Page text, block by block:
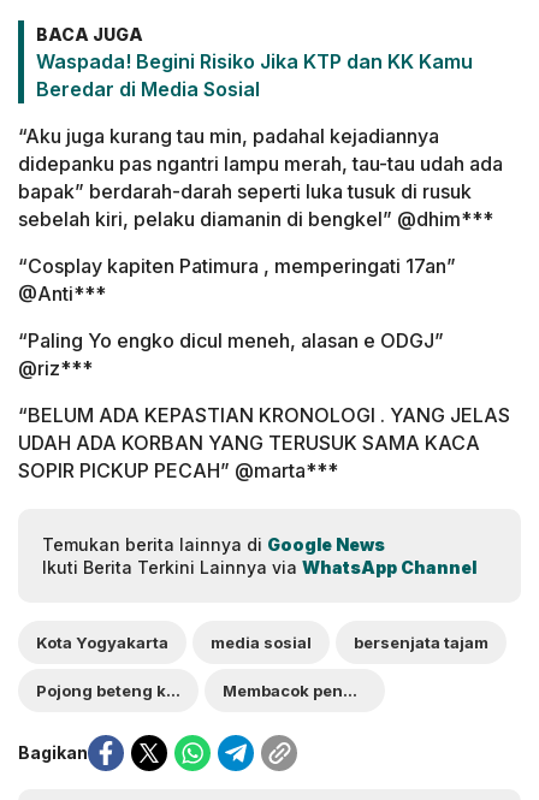
BACA JUGA
Waspada! Begini Risiko Jika KTP dan KK Kamu
Beredar di Media Sosial
“Aku juga kurang tau min, padahal kejadiannya
didepanku pas ngantri lampu merah, tau-tau udah ada
bapak” berdarah-darah seperti luka tusuk di rusuk
sebelah kiri, pelaku diamanin di bengkel” @dhim***
“Cosplay kapiten Patimura , memperingati 17an”
@Anti***
“Paling Yo engko dicul meneh, alasan e ODGJ”
@riz***
“BELUM ADA KEPASTIAN KRONOLOGI . YANG JELAS
UDAH ADA KORBAN YANG TERUSUK SAMA KACA
SOPIR PICKUP PECAH” @marta***
Temukan berita lainnya di Google News
Ikuti Berita Terkini Lainnya via WhatsApp Channel
Kota Yogyakarta media sosial bersenjata tajam
Pojong beteng kulon Membacok pengendara
Bagikan